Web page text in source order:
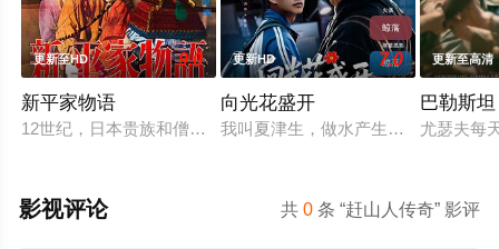
更新至HD 9.0
新平家物语
12世纪，日本贵族和僧侣拥有大片土地，并免除赋税，而国内
更新HD 7.0
向光花盛开
我叫夏津生，做水产生意，45岁那年
更新至高清
巴勒斯
尤瑟夫每
共0 条 “赶山人传奇” 影评
影视评论